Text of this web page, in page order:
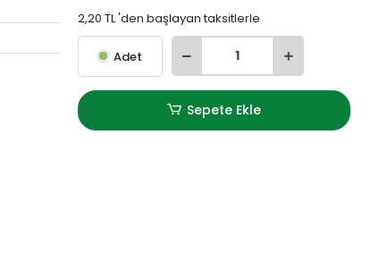
2,20 TL 'den başlayan taksitlerle
Adet
Sepete Ekle